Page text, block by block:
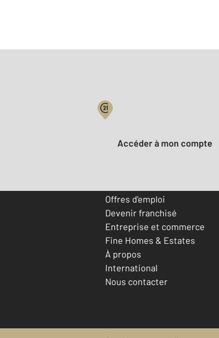
Votre compte :
Accéder à mon compte
Offres d'emploi
Devenir franchisé
Entreprise et commerce
Fine Homes & Estates
À propos
International
Nous contacter